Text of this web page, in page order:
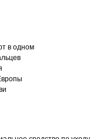
в одном